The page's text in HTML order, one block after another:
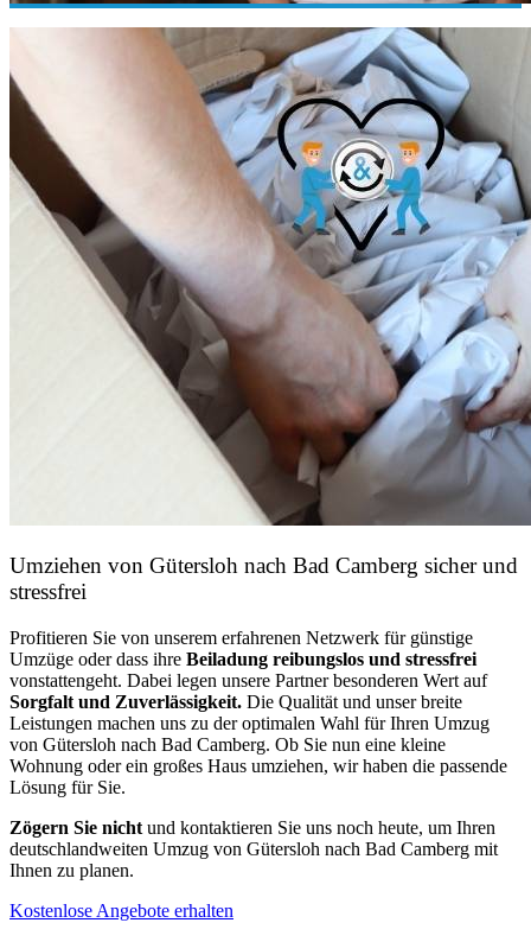
Umziehen von Gütersloh nach Bad Camberg sicher und
stressfrei
Profitieren Sie von unserem erfahrenen Netzwerk für günstige
Umzüge oder dass ihre Beiladung reibungslos und stressfrei
vonstattengeht. Dabei legen unsere Partner besonderen Wert auf
Sorgfalt und Zuverlässigkeit. Die Qualität und unser breite
Leistungen machen uns zu der optimalen Wahl für Ihren Umzug
von Gütersloh nach Bad Camberg. Ob Sie nun eine kleine
Wohnung oder ein großes Haus umziehen, wir haben die passende
Lösung für Sie.
Zögern Sie nicht und kontaktieren Sie uns noch heute, um Ihren
deutschlandweiten Umzug von Gütersloh nach Bad Camberg mit
Ihnen zu planen.
Kostenlose Angebote erhalten